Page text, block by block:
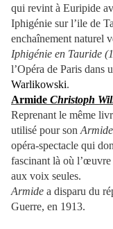
qui revint à Euripide
Iphigénie sur l’ile de
enchaînement naturel
Iphigénie en Tauride
l’Opéra de Paris dans
Warlikowski.
Armide Christoph
Reprenant le même
utilisé pour son Armide
opéra-spectacle qui
fascinant là où
aux voix seules.
Armide a disparu du
Guerre, en 1913.